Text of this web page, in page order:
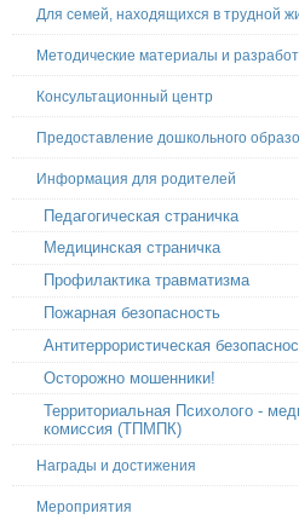
Для семей, находящихся в трудной
Методические материалы и
Консультационный центр
Предоставление дошкольного
Информация для родителей
Педагогическая страничка
Медицинская страничка
Профилактика травматизма
Пожарная безопасность
Антитеррористическая
Осторожно мошенники!
Территориальная Психолого -
комиссия (ТПМПК)
Награды и достижения
Мероприятия